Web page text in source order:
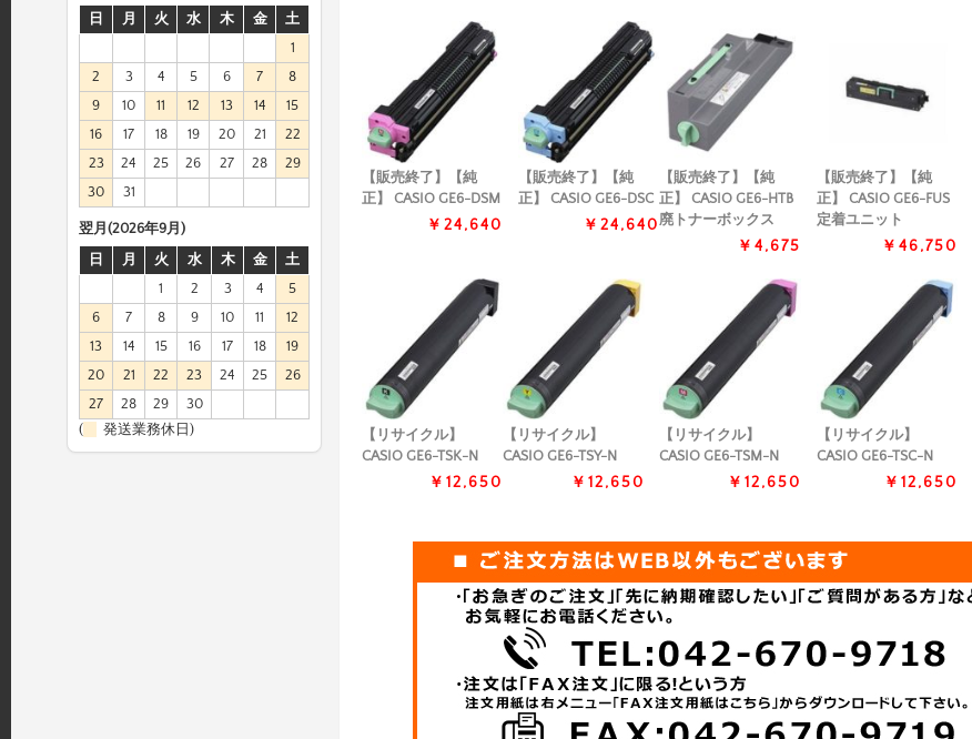
【販売終了】【純
正】 CASIO GE6-DSM
￥24,640
【販売終了】【純
正】 CASIO GE6-DSC
￥24,640
【販売終了】【純
正】 CASIO GE6-HTB
廃トナーボックス
￥4,675
【販売終了】【純
正】 CASIO GE6-FUS
定着ユニット
￥46,750
【リサイクル】
CASIO GE6-TSK-N
￥12,650
【リサイクル】
CASIO GE6-TSY-N
￥12,650
【リサイクル】
CASIO GE6-TSM-N
￥12,650
【リサイクル】
CASIO GE6-TSC-N
￥12,650
日
月 火 水 木 金
土
1
2
3 4 5 6 7
8
9
10 11 12 13 14
15
16
17 18 19 20 21
22
23
24 25 26 27 28
29
30
31
翌月(2026年9月)
日
月 火 水 木 金
土
1
2 3 4
5
6
7 8 9 10 11
12
13
14 15 16 17 18
19
20
21 22 23 24 25
26
27
28 29
30
(
発送業務休日)